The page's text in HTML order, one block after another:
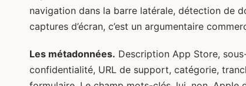
navigation dans la barre latérale, détection de
captures d’écran, c’est un argumentaire
Les métadonnées. Description App Store,
confidentialité, URL de support, catégorie,